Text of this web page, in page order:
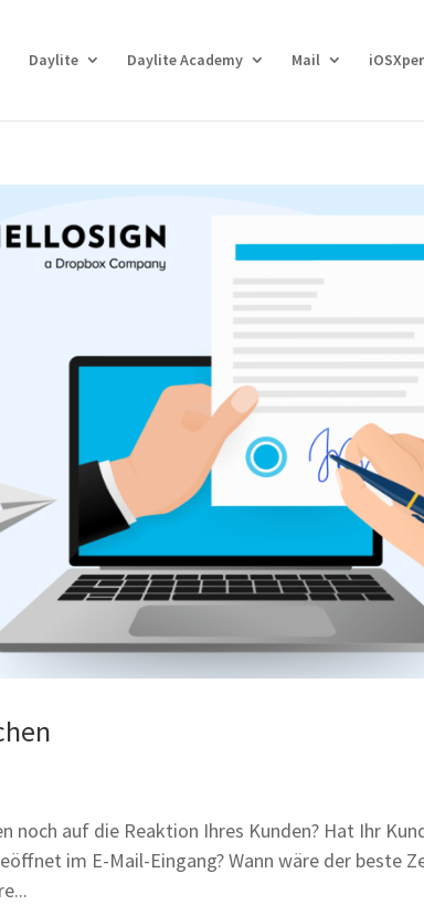
Daylite Daylite Academy Mail
noch auf die Reaktion Ihres Kunden? Hat Ihr
im E-Mail-Eingang? Wann wäre der beste